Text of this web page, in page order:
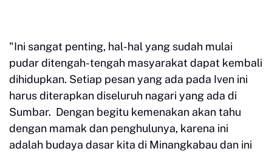
"Ini sangat penting, hal-hal yang sudah mulai
pudar ditengah-tengah masyarakat dapat kembali
dihidupkan. Setiap pesan yang ada pada Iven ini
harus diterapkan diseluruh nagari yang ada di
Sumbar. Dengan begitu kemenakan akan tahu
dengan mamak dan penghulunya, karena ini
adalah budaya dasar kita di Minangkabau dan ini